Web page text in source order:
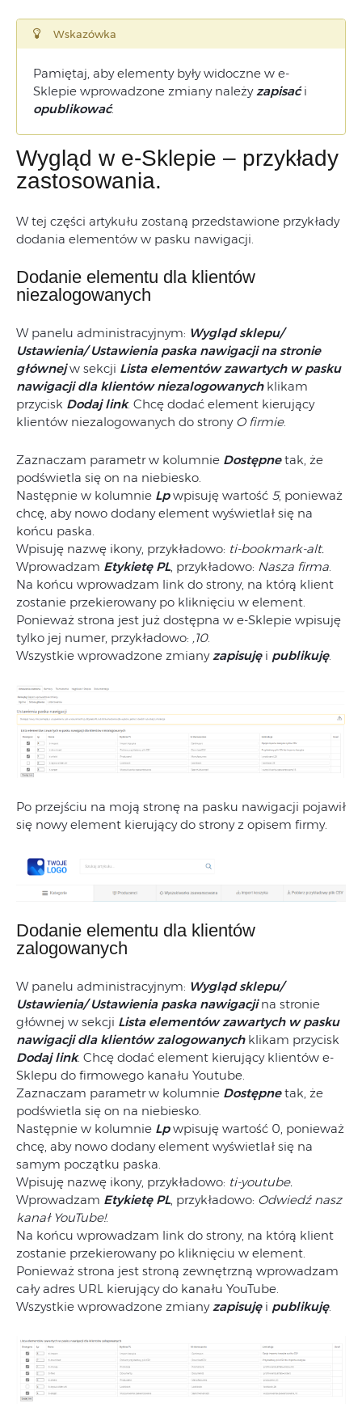
Wskazówka
Pamiętaj, aby elementy były widoczne w e-
Sklepie wprowadzone zmiany należy zapisaći
opublikować.
Wygląd w e-Sklepie – przykłady
zastosowania.
W tej części artykułu zostaną przedstawione przykłady
dodania elementów w pasku nawigacji.
Dodanie elementu dla klientów
niezalogowanych
W panelu administracyjnym: Wygląd sklepu/
Ustawienia/ Ustawienia paska nawigacji na stronie
głównejw sekcji Lista elementów zawartych w pasku
nawigacji dla klientów niezalogowanychklikam
przycisk Dodaj link. Chcę dodać element kierujący
klientów niezalogowanych do strony O firmie.
Zaznaczam parametr w kolumnie Dostępnetak, że
podświetla się on na niebiesko.
Następnie w kolumnie Lpwpisuję wartość 5, ponieważ
chcę, aby nowo dodany element wyświetlał się na
końcu paska.
Wpisuję nazwę ikony, przykładowo: ti-bookmark-alt.
Wprowadzam Etykietę PL, przykładowo: Nasza firma
Na końcu wprowadzam link do strony, na którą klient
zostanie przekierowany po kliknięciu w element.
Ponieważ strona jest już dostępna w e-Sklepie wpisuję
tylko jej numer, przykładowo: ,10.
Wszystkie wprowadzone zmiany zapisujęi publikuję.
Po przejściu na moją stronę na pasku nawigacji pojawił
się nowy element kierujący do strony z opisem firmy.
Dodanie elementu dla klientów
zalogowanych
W panelu administracyjnym: Wygląd sklepu/
Ustawienia/ Ustawienia paska nawigacji na stronie
głównej w sekcji Lista elementów zawartych w pasku
nawigacji dla klientów zalogowanychklikam przycisk
Dodaj link. Chcę dodać element kierujący klientów e-
Sklepu do firmowego kanału Youtube.
Zaznaczam parametr w kolumnie Dostępnetak, że
podświetla się on na niebiesko.
Następnie w kolumnie Lpwpisuję wartość 0, ponieważ
chcę, aby nowo dodany element wyświetlał się na
samym początku paska.
Wpisuję nazwę ikony, przykładowo: ti-youtube.
Wprowadzam Etykietę PL, przykładowo: Odwiedź nasz
kanał YouTube!.
Na końcu wprowadzam link do strony, na którą klient
zostanie przekierowany po kliknięciu w element.
Ponieważ strona jest stroną zewnętrzną wprowadzam
cały adres URL kierujący do kanału YouTube.
Wszystkie wprowadzone zmiany zapisujęi publikuję.